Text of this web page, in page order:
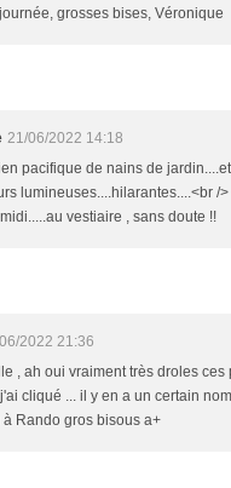
grosses bises, Véronique
21/06/2022 14:18
pacifique de nains de
lumineuses....hilarantes....<br /
vestiaire , sans doute !!
2022 21:36
, ah oui vraiment très droles ces
cliqué ... il y en a un certain
Rando gros bisous a+